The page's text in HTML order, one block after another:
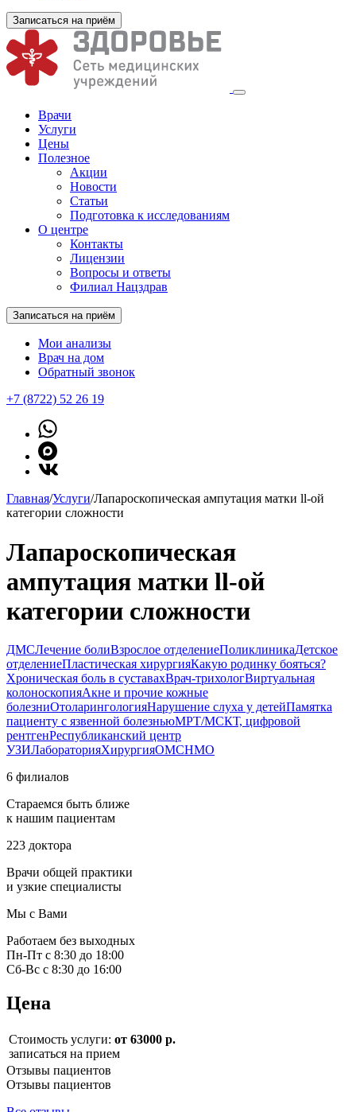
Записаться на приём
Врачи
Услуги
Цены
Полезное
Акции
Новости
Статьи
Подготовка к исследованиям
О центре
Контакты
Лицензии
Вопросы и ответы
Филиал Нацздрав
Записаться на приём
Мои анализы
Врач на дом
Обратный звонок
+7 (8722) 52 26 19
Главная/Услуги/Лапароскопическая ампутация матки ll-ой
категории сложности
Лапароскопическая
ампутация матки ll-ой
категории сложности
ДМСЛечение болиВзрослое отделениеПоликлиникаДетское
отделениеПластическая хирургияКакую родинку бояться?
Хроническая боль в суставахВрач-трихологВиртуальная
колоноскопияАкне и прочие кожные
болезниОтоларингологияНарушение слуха у детейПамятка
пациенту с язвенной болезньюМРТ/МСКТ, цифровой
рентгенРеспубликанский центр
УЗИЛабораторияХирургияОМСНМО
6 филиалов
Стараемся быть ближе
к нашим пациентам
223 доктора
Врачи общей практики
и узкие специалисты
Мы с Вами
Работаем без выходных
Пн-Пт с 8:30 до 18:00
Сб-Вс с 8:30 до 16:00
Цена
Стоимость услуги: от 63000 р.
записаться на прием
Отзывы пациентов
Отзывы пациентов